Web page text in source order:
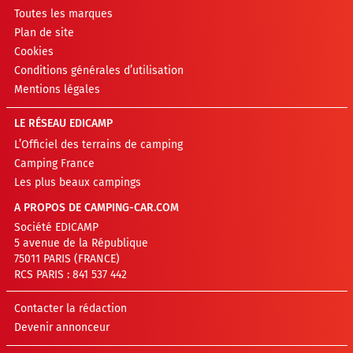
Toutes les marques
Plan de site
Cookies
Conditions générales d’utilisation
Mentions légales
LE RÉSEAU EDICAMP
L’Officiel des terrains de camping
Camping France
Les plus beaux campings
A PROPOS DE CAMPING-CAR.COM
Société EDICAMP
5 avenue de la République
75011 PARIS (FRANCE)
RCS PARIS : 841 537 442
Contacter la rédaction
Devenir annonceur